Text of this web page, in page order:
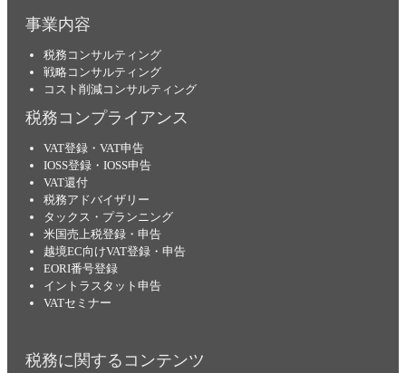
事業内容
税務コンサルティング
戦略コンサルティング
コスト削減コンサルティング
税務コンプライアンス
VAT登録・VAT申告
IOSS登録・IOSS申告
VAT還付
税務アドバイザリー
タックス・プランニング
米国売上税登録・申告
越境EC向けVAT登録・申告
EORI番号登録
イントラスタット申告
VATセミナー
税務に関するコンテンツ